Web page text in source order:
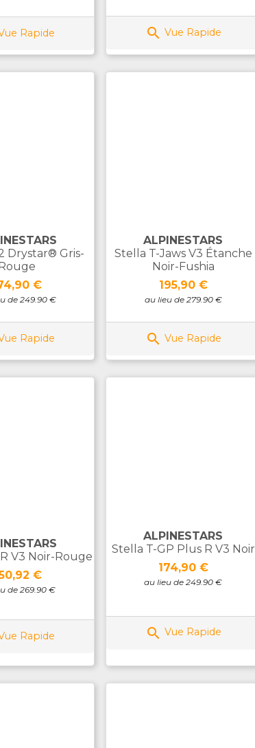
Rapide  Vue Rapide
Drystar® Gris-
Rouge
€
de 249.90 €
Rapide
ALPINESTARS
Stella T-Jaws V3 Étanche
Noir-Fushia
Prix
195,90 €
au lieu de 279.90 €
 Vue Rapide
V3 Noir-Rouge
€
de 269.90 €
Rapide
ALPINESTARS
Stella T-GP Plus R V3 Noir
Prix
174,90 €
au lieu de 249.90 €
 Vue Rapide